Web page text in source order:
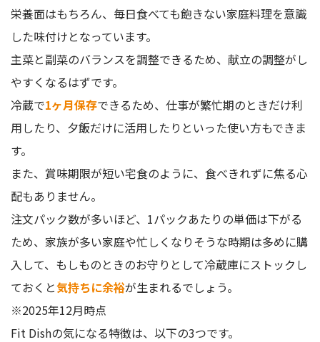
栄養面はもちろん、毎日食べても飽きない家庭料理を意識
した味付けとなっています。
主菜と副菜のバランスを調整できるため、献立の調整がし
やすくなるはずです。
冷蔵で1ヶ月保存できるため、仕事が繁忙期のときだけ利
用したり、夕飯だけに活用したりといった使い方もできま
す。
また、賞味期限が短い宅食のように、食べきれずに焦る心
配もありません。
注文パック数が多いほど、1パックあたりの単価は下がる
ため、家族が多い家庭や忙しくなりそうな時期は多めに購
入して、もしものときのお守りとして冷蔵庫にストックし
ておくと気持ちに余裕が生まれるでしょう。
※2025年12月時点
Fit Dishの気になる特徴は、以下の3つです。